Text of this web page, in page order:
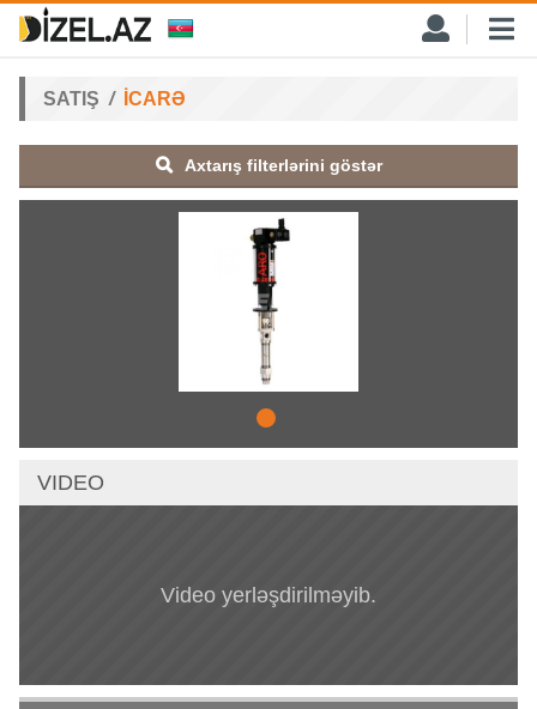
SATIŞ İCARƏ
Axtarış filterlərini göstər
VIDEO
Video yerləşdirilməyib.